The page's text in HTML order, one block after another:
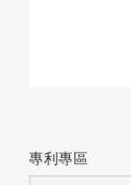
專利專區